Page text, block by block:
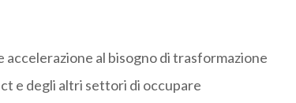
accelerazione al bisogno di trasformazione
e degli altri settori di occupare